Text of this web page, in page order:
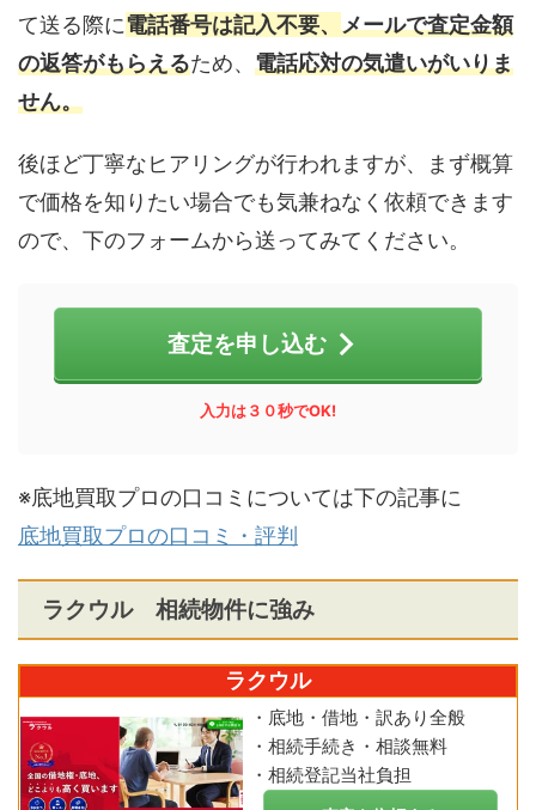
て送る際に電話番号は記入不要、 メールで査定金額
の返答がもらえるため、 電話応対の気遣いがいりま
せん。
後ほど丁寧なヒアリングが行われますが、まず概算
で価格を知りたい場合でも気兼ねなく依頼できます
ので、下のフォームから送ってみてください。
査定を申し込む
入力は３０秒でOK!
※底地買取プロの口コミについては下の記事に
底地買取プロの口コミ・評判
ラクウル 相続物件に強み
ラクウル
・底地・借地・訳あり全般
・相続手続き・相談無料
・相続登記当社負担